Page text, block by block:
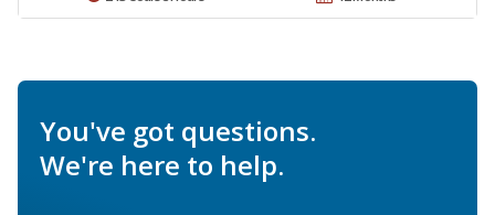
You've got questions.
We're here to help.